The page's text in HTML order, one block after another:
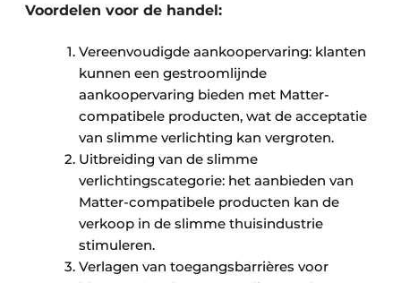
Voordelen voor de handel:
Vereenvoudigde aankoopervaring: klanten
kunnen een gestroomlijnde
aankoopervaring bieden met Matter-
compatibele producten, wat de acceptatie
van slimme verlichting kan vergroten.
Uitbreiding van de slimme
verlichtingscategorie: het aanbieden van
Matter-compatibele producten kan de
verkoop in de slimme thuisindustrie
stimuleren.
Verlagen van toegangsbarrières voor